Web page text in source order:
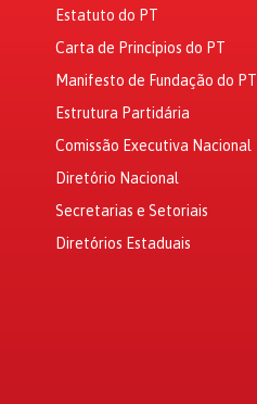
Estatuto do PT
Carta de Princípios do PT
Manifesto de Fundação do PT
Estrutura Partidária
Comissão Executiva Nacional
Diretório Nacional
Secretarias e Setoriais
Diretórios Estaduais